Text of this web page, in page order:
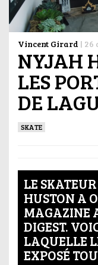
Vincent Girard | 26
NYJAH
LES
DE
SKATE
LE
HUSTON A
MAGAZINE
DIGEST.
LAQUELLE
EXPOSÉ